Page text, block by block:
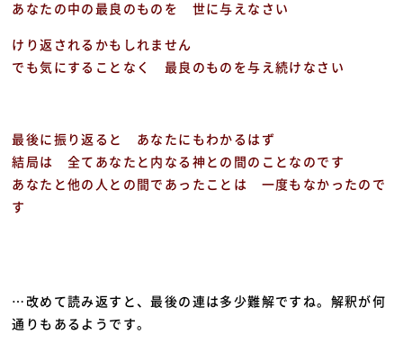
あなたの中の最良のものを 世に与えなさい
けり返されるかもしれません
でも気にすることなく 最良のものを与え続けなさい
最後に振り返ると あなたにもわかるはず
結局は 全てあなたと内なる神との間のことなのです
あなたと他の人との間であったことは 一度もなかったので
す
…改めて読み返すと、最後の連は多少難解ですね。解釈が何
通りもあるようです。